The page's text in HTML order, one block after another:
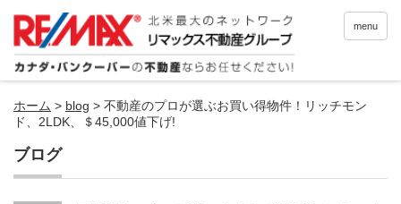
menu
ホーム > blog > 不動産のプロが選ぶお買い得物件！リッチモン
ド、2LDK、＄45,000値下げ!
ブログ